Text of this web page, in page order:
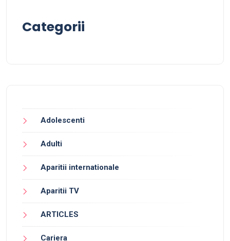
Categorii
Adolescenti
Adulti
Aparitii internationale
Aparitii TV
ARTICLES
Cariera